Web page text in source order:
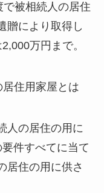
被相続人の居住
贈により取得し
万円まで。
住用家屋とは
人の居住の用に
件すべてに当て
居住の用に供さ